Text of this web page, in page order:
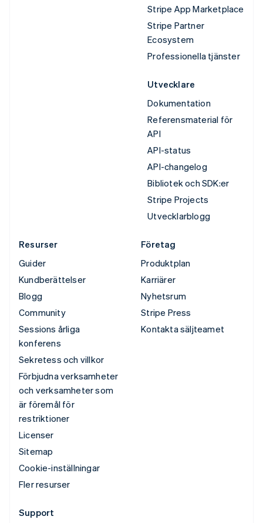
Stripe App Marketplace
Stripe Partner
Ecosystem
Professionella tjänster
Utvecklare
Dokumentation
Referensmaterial för
API
API-status
API-changelog
Bibliotek och SDK:er
Stripe Projects
Utvecklarblogg
Resurser
Guider
Kundberättelser
Blogg
Community
Sessions årliga
konferens
Sekretess och villkor
Förbjudna verksamheter
och verksamheter som
är föremål för
restriktioner
Licenser
Sitemap
Cookie-inställningar
Fler resurser
Företag
Produktplan
Karriärer
Nyhetsrum
Stripe Press
Kontakta säljteamet
Support